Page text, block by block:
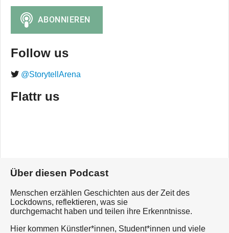
Follow us
@StorytellArena
Flattr us
Über diesen Podcast
Menschen erzählen Geschichten aus der Zeit des
Lockdowns, reflektieren, was sie
durchgemacht haben und teilen ihre Erkenntnisse.
Hier kommen Künstler*innen, Student*innen und viele